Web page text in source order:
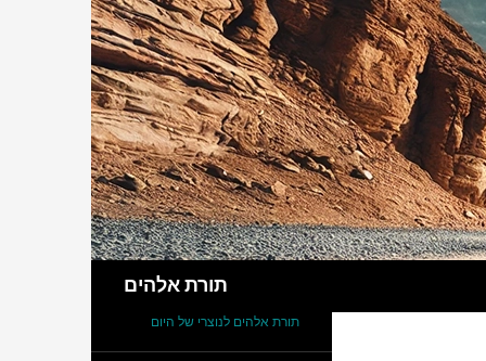
תורת אלהים
תורת אלהים לנוצרי של היום